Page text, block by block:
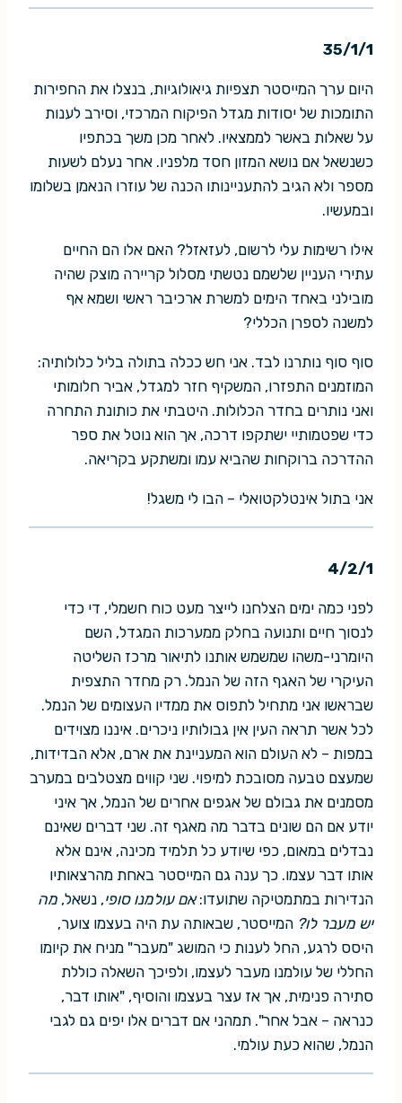
35/1/1
היום ערך המייסטר תצפיות גיאולוגיות, בנצלו את החפירות
התומכות של יסודות מגדל הפיקוח המרכזי, וסירב לענות
על שאלות באשר לממצאיו. לאחר מכן משך בכתפיו
כשנשאל אם נושא המזון חסד מלפניו. אחר נעלם לשעות
מספר ולא הגיב להתעניינותו הכנה של עוזרו הנאמן בשלומו
ובמעשיו.
אילו רשימות עלי לרשום, לעזאזל? האם אלו הם החיים
עתירי העניין שלשמם נטשתי מסלול קריירה מוצק שהיה
מובילני באחד הימים למשרת ארכיבר ראשי ושמא אף
למשנה לספרן הכללי?
סוף סוף נותרנו לבד. אני חש ככלה בתולה בליל כלולותיה:
המוזמנים התפזרו, המשקיף חזר למגדל, אביר חלומותי
ואני נותרים בחדר הכלולות. היטבתי את כותונת התחרה
כדי שפטמותיי ישתקפו דרכה, אך הוא נוטל את ספר
ההדרכה ברוקחות שהביא עמו ומשתקע בקריאה.
אני בתול אינטלקטואלי – הבו לי משגל!
4/2/1
לפני כמה ימים הצלחנו לייצר מעט כוח חשמלי, די כדי
לנסוך חיים ותנועה בחלק ממערכות המגדל, השם
היומרני-משהו שמשמש אותנו לתיאור מרכז השליטה
העיקרי של האגף הזה של הנמל. רק מחדר התצפית
שבראשו אני מתחיל לתפוס את ממדיו העצומים של הנמל.
לכל אשר תראה העין אין גבולותיו ניכרים. איננו מצוידים
במפות – לא העולם הוא המעניינת את ארם, אלא הבדידות,
שמעצם טבעה מסובכת למיפוי. שני קווים מצטלבים במערב
מסמנים את גבולם של אגפים אחרים של הנמל, אך איני
יודע אם הם שונים בדבר מה מאגף זה. שני דברים שאינם
נבדלים במאום, כפי שיודע כל תלמיד מכינה, אינם אלא
אותו דבר עצמו. כך ענה גם המייסטר באחת מהרצאותיו
הנדירות במתמטיקה שתועדו:אם עולמנו סופי, נשאל, מה
יש מעבר לו? המייסטר, שבאותה עת היה בעצמו צוער,
היסס לרגע, החל לענות כי המושג "מעבר" מניח את קיומו
החללי של עולמנו מעבר לעצמו, ולפיכך השאלה כוללת
סתירה פנימית, אך אז עצר בעצמו והוסיף, "אותו דבר,
כנראה – אבל אחר". תמהני אם דברים אלו יפים גם לגבי
הנמל, שהוא כעת עולמי.